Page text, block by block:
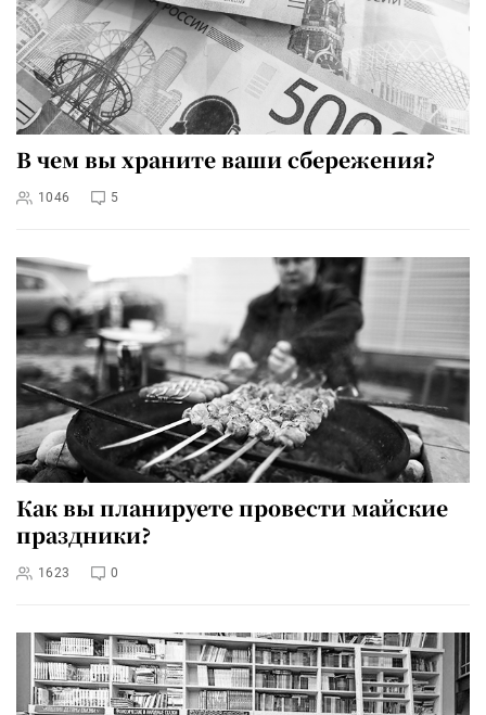
В чем вы храните ваши сбережения?
1046 5
Как вы планируете провести майские
праздники?
1623 0